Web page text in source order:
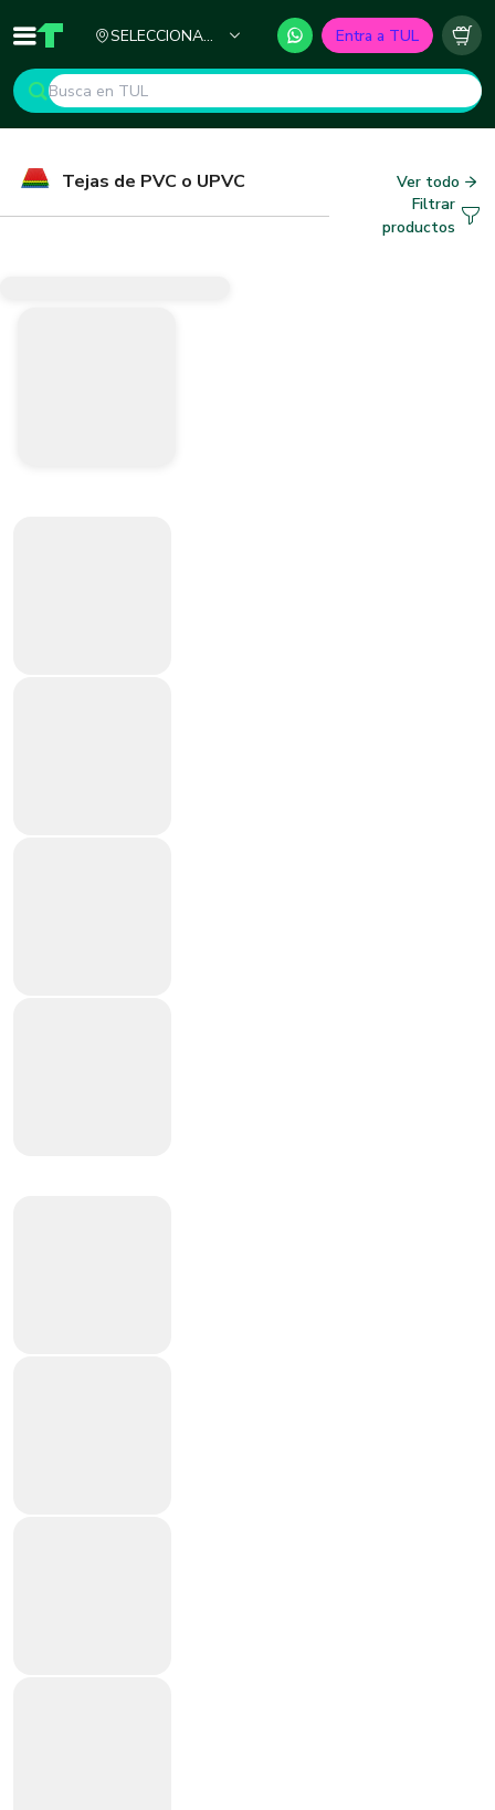
Inicio TUL - Tu Marketplace de Construcción
SELECCIONA
Entra a TUL
Tejas de PVC o UPVC
Ver todo
Filtrar
productos